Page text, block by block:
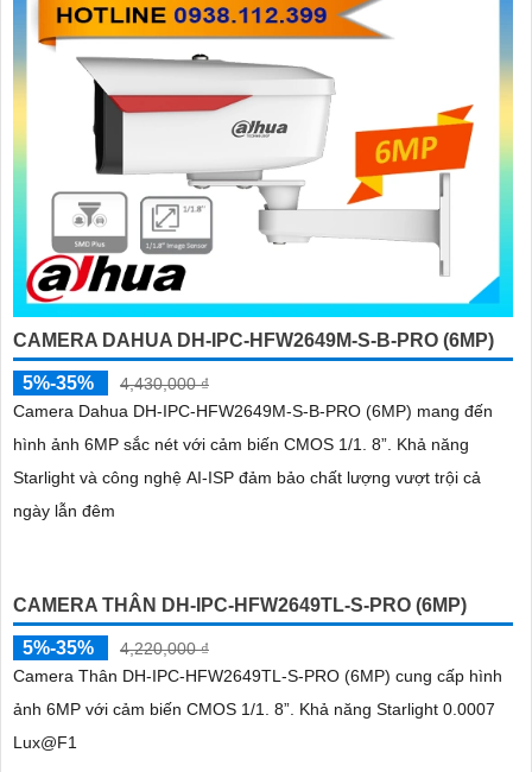
CAMERA DAHUA DH-IPC-HFW2649M-S-B-PRO (6MP)
5%-35%
4,430,000 ₫
Camera Dahua DH-IPC-HFW2649M-S-B-PRO (6MP) mang đến
hình ảnh 6MP sắc nét với cảm biến CMOS 1/1. 8”. Khả năng
Starlight và công nghệ AI-ISP đảm bảo chất lượng vượt trội cả
ngày lẫn đêm
CAMERA THÂN DH-IPC-HFW2649TL-S-PRO (6MP)
5%-35%
4,220,000 ₫
Camera Thân DH-IPC-HFW2649TL-S-PRO (6MP) cung cấp hình
ảnh 6MP với cảm biến CMOS 1/1. 8”. Khả năng Starlight 0.0007
Lux@F1